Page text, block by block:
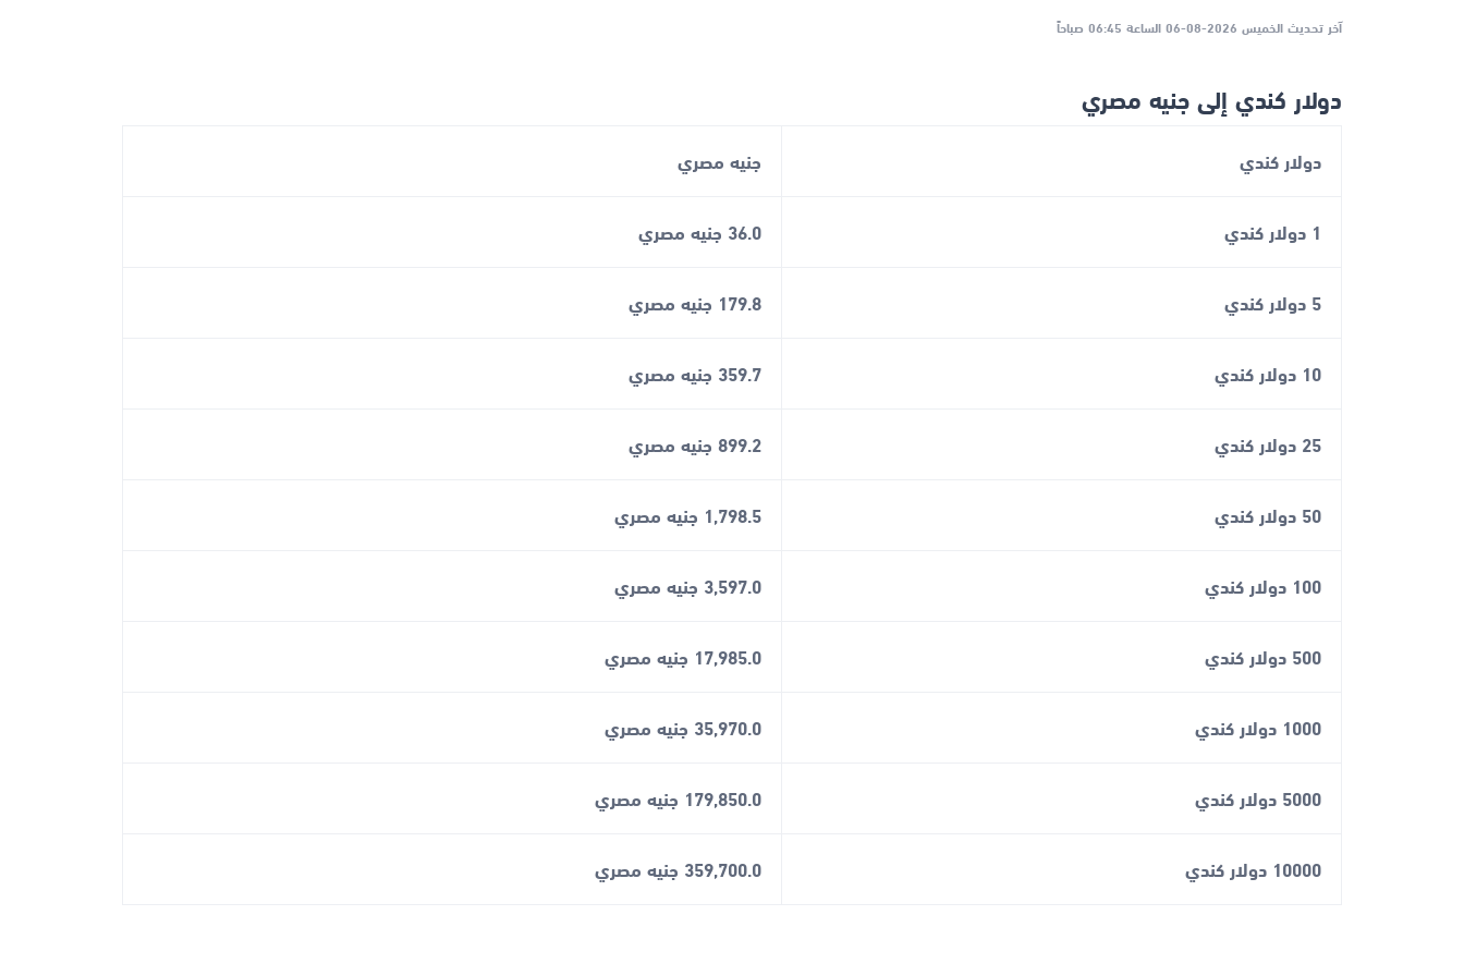
آخر تحديث الخميس 2026-08-06 الساعة 06:45 صباحاً
دولار كندي إلى جنيه مصري
دولار كندي جنيه مصري
1 دولار كندي 36.0 جنيه مصري
5 دولار كندي 179.8 جنيه مصري
10 دولار كندي 359.7 جنيه مصري
25 دولار كندي 899.2 جنيه مصري
50 دولار كندي 1,798.5 جنيه مصري
100 دولار كندي 3,597.0 جنيه مصري
500 دولار كندي 17,985.0 جنيه مصري
1000 دولار كندي 35,970.0 جنيه مصري
5000 دولار كندي 179,850.0 جنيه مصري
10000 دولار كندي 359,700.0 جنيه مصري